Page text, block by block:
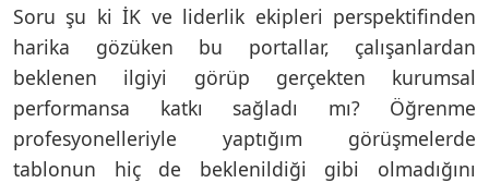
Soru şu ki İK ve liderlik ekipleri perspektifinden
harika gözüken bu portallar, çalışanlardan
beklenen ilgiyi görüp gerçekten kurumsal
performansa katkı sağladı mı? Öğrenme
profesyonelleriyle yaptığım görüşmelerde
tablonun hiç de beklenildiği gibi olmadığını